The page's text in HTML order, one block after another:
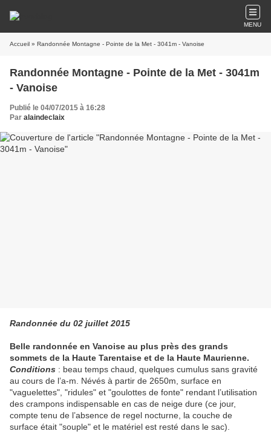
MENU
Accueil » Randonnée Montagne - Pointe de la Met - 3041m - Vanoise
Randonnée Montagne - Pointe de la Met - 3041m
- Vanoise
Publié le 04/07/2015 à 16:28
Par alaindeclaix
Randonnée du 02 juillet 2015
Belle randonnée en Vanoise au plus près des grands
sommets de la Haute Tarentaise et de la Haute Maurienne.
Conditions : beau temps chaud, quelques cumulus sans gravité
au cours de l’a-m. Névés à partir de 2650m, surface en
"vaguelettes", "ridules" et "goulottes de fonte" rendant l’utilisation
des crampons indispensable en cas de neige dure (ce jour,
compte tenu de l’absence de regel nocturne, la couche de
surface était "souple" et le matériel est resté dans le sac).